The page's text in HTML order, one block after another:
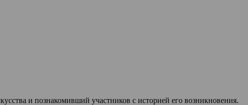
и познакомивший участников с историей его возникновения.